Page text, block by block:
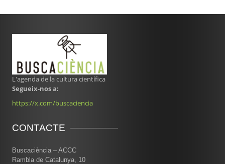
L'agenda de la cultura científica
Segueix-nos a:
https://x.com/buscaciencia
CONTACTE
Buscaciència – ACCC
Rambla de Catalunya, 10